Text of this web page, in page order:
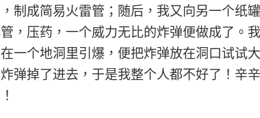
制成简易火雷管；随后，我又向另一个纸
，压药，一个威力无比的炸弹便做成了。
一个地洞里引爆，便把炸弹放在洞口试试
弹掉了进去，于是我整个人都不好了！辛